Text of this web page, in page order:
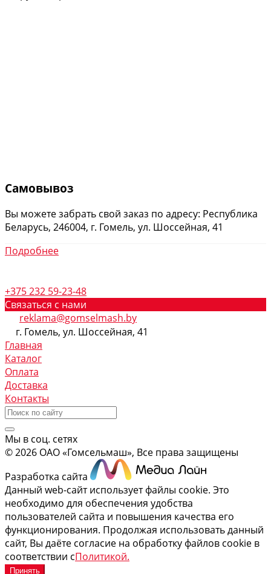
Самовывоз
Вы можете забрать свой заказ по адресу: Республика
Беларусь, 246004, г. Гомель, ул. Шоссейная, 41
Подробнее
+375 232 59-23-48
Связаться с нами
reklama@gomselmash.by
г. Гомель, ул. Шоссейная, 41
Главная
Каталог
Оплата
Доставка
Контакты
Мы в соц. сетях
© 2026 ОАО «Гомсельмаш», Все права защищены
Разработка сайта
Данный web-сайт использует файлы cookie. Это
необходимо для обеспечения удобства
пользователей сайта и повышения качества его
функционирования. Продолжая использовать данный
сайт, Вы даёте согласие на обработку файлов cookie в
соответствии сПолитикой.
Принять